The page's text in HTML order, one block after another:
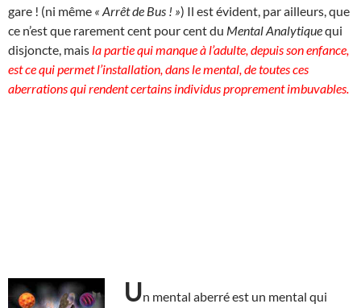
gare ! (ni même « Arrêt de Bus ! ») Il est évident, par ailleurs, que
ce n’est que rarement cent pour cent du Mental Analytiquequi
disjoncte, mais la partie qui manque à l’adulte, depuis son enfance,
est ce qui permet l’installation, dans le mental, de toutes ces
aberrations qui rendent certains individus proprement imbuvables.
Un mental aberré est un mental qui